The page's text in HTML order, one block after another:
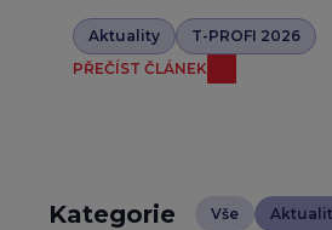
Aktuality
T-PROFI 2026
PŘEČÍST ČLÁNEK
Kategorie Vše